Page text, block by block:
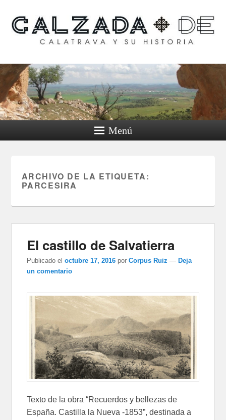
Calzada de Calatrava y
su historia
Menú
ARCHIVO DE LA ETIQUETA:
PARCESIRA
El castillo de Salvatierra
Publicado el octubre 17, 2016 porCorpus Ruiz — Deja
un comentario
Texto de la obra “Recuerdos y bellezas de
España. Castilla la Nueva -1853”, destinada a